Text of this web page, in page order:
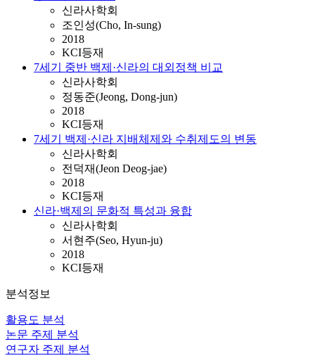
신라사학회
조인성(Cho, In-sung)
2018
KCI등재
7세기 중반 백제·신라의 대외정책 비교
신라사학회
정동준(Jeong, Dong-jun)
2018
KCI등재
7세기 백제·신라 지배체제와 수취제도의 변동
신라사학회
전덕재(Jeon Deog-jae)
2018
KCI등재
신라·백제의 문화적 특성과 융합
신라사학회
서현주(Seo, Hyun-ju)
2018
KCI등재
분석정보
활용도 분석
논문 주제 분석
연구자 주제 분석